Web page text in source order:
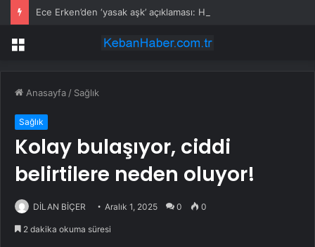
Menü
Anasayfa / Sağlık
Sağlık
Kolay bulaşıyor, ciddi
belirtilere neden oluyor!
DİLAN BİÇER Aralık 1, 2025 0 0
2 dakika okuma süresi